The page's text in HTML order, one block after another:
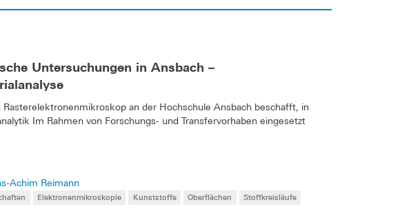
Untersuchungen in Ansbach –
an der Hochschule Ansbach beschafft, in
Im Rahmen von Forschungs- und Transfervorhaben eingesetzt
Achim Reimann
Elektronenmikroskopie Kunststoffe Oberflächen Stoffkreisläufe